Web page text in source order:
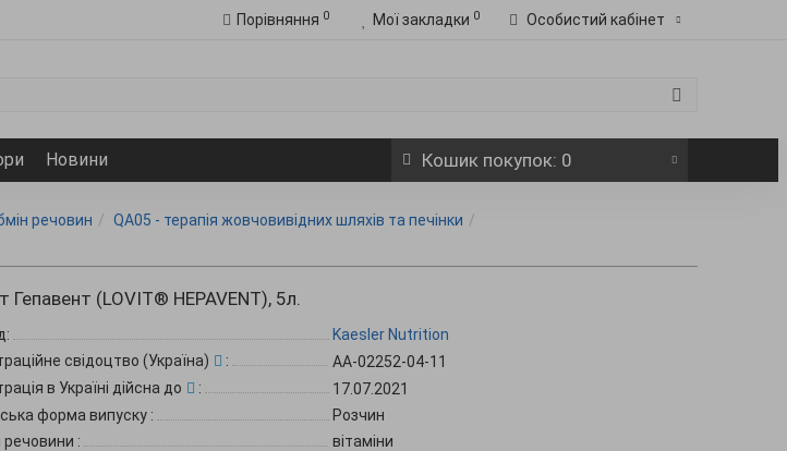
Порівняння 0 Мої закладки 0 Особистий кабінет
Новини Кошикпокупок: 0
речовин
QA05 - терапія жовчовивідних шляхів та печінки
Гепавент (LOVIT® HEPAVENT), 5л.
Kaesler Nutrition
свідоцтво (Україна)
:
АА-02252-04-11
в Україні дійсна до
:
17.07.2021
форма випуску :
Розчин
речовини :
вітаміни